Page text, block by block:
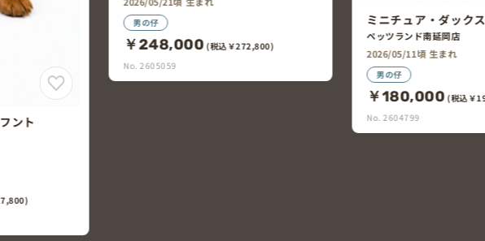
ミニチュア・ダックスフント×ト
イ・プードル
2026/05/11頃 生まれ
男の仔
￥198,000
No. 2604558